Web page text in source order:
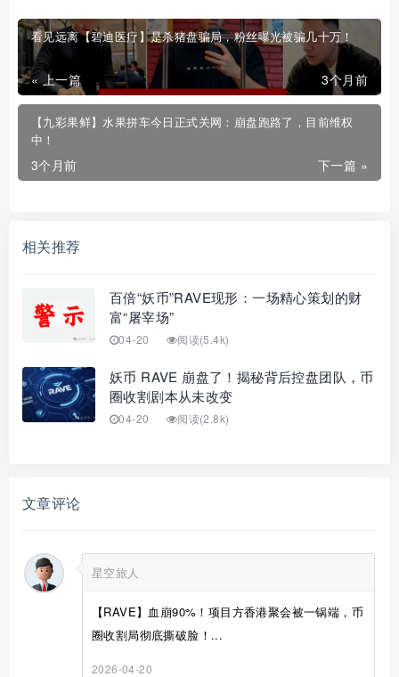
看见远离【碧迪医疗】是杀猪盘骗局，粉丝曝光被骗几十万！
« 上一篇 3个月前
【九彩果鲜】水果拼车今日正式关网：崩盘跑路了，目前维权
中！
下一篇 »
3个月前
相关推荐
百倍“妖币”RAVE现形：一场精心策划的财
富“屠宰场”
04-20 阅读(5.4k)
妖币 RAVE 崩盘了！揭秘背后控盘团队，币
圈收割剧本从未改变
04-20 阅读(2.8k)
文章评论
星空旅人
【RAVE】血崩90%！项目方香港聚会被一锅端，币
圈收割局彻底撕破脸！...
2026-04-20